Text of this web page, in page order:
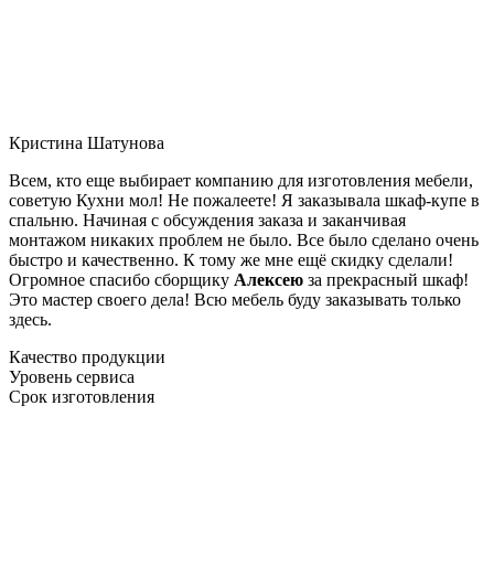
Кристина Шатунова
Всем, кто еще выбирает компанию для изготовления мебели,
советую Кухни мол! Не пожалеете! Я заказывала шкаф-купе в
спальню. Начиная с обсуждения заказа и заканчивая
монтажом никаких проблем не было. Все было сделано очень
быстро и качественно. К тому же мне ещё скидку сделали!
Огромное спасибо сборщику Алексею за прекрасный шкаф!
Это мастер своего дела! Всю мебель буду заказывать только
здесь.
Качество продукции
Уровень сервиса
Срок изготовления